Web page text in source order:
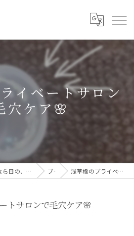
イベートサロン
穴ケア🌸
東京都浅草橋のエステなら目の、シワとたるみのフェイシャル専門店 regalo ブログ 浅草橋のプライベートサロンで毛穴ケア🌸
トサロンで毛穴ケア🌸